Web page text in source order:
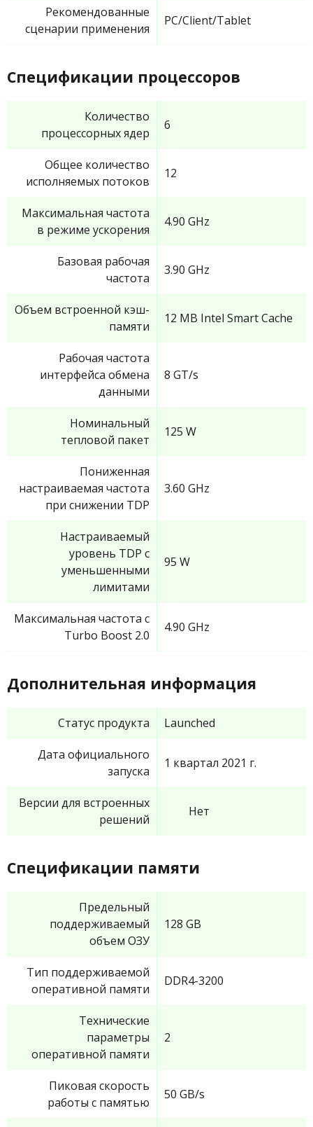
Рекомендованные
сценарии применения
PC/Client/Tablet
Спецификации процессоров
Количество
процессорных ядер
6
Общее количество
исполняемых потоков
12
Максимальная частота
в режиме ускорения
4.90 GHz
Базовая рабочая
частота
3.90 GHz
Объем встроенной кэш-
памяти
12 MB Intel Smart Cache
Рабочая частота
интерфейса обмена
данными
8 GT/s
Номинальный
тепловой пакет
125 W
Пониженная
настраиваемая частота
при снижении TDP
3.60 GHz
Настраиваемый
уровень TDP с
уменьшенными
лимитами
95 W
Максимальная частота с
Turbo Boost 2.0
4.90 GHz
Дополнительная информация
Статус продукта Launched
Дата официального
запуска
1 квартал 2021 г.
Версии для встроенных
решений
Нет
Спецификации памяти
Предельный
поддерживаемый
объем ОЗУ
128 GB
Тип поддерживаемой
оперативной памяти
DDR4-3200
Технические
параметры
оперативной памяти
2
Пиковая скорость
работы с памятью
50 GB/s